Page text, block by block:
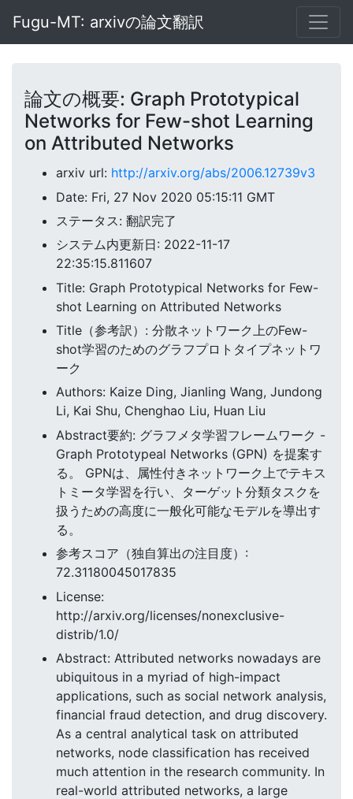
Fugu-MT: arxivの論文翻訳
論文の概要: Graph Prototypical
Networks for Few-shot Learning
on Attributed Networks
arxiv url: http://arxiv.org/abs/2006.12739v3
Date: Fri, 27 Nov 2020 05:15:11 GMT
ステータス: 翻訳完了
システム内更新日: 2022-11-17
22:35:15.811607
Title: Graph Prototypical Networks for Few-
shot Learning on Attributed Networks
Title（参考訳）: 分散ネットワーク上のFew-
shot学習のためのグラフプロトタイプネットワ
ーク
Authors: Kaize Ding, Jianling Wang, Jundong
Li, Kai Shu, Chenghao Liu, Huan Liu
Abstract要約: グラフメタ学習フレームワーク -
Graph Prototypeal Networks (GPN) を提案す
る。 GPNは、属性付きネットワーク上でテキス
トミータ学習を行い、ターゲット分類タスクを
扱うための高度に一般化可能なモデルを導出す
る。
参考スコア（独自算出の注目度）:
72.31180045017835
License:
http://arxiv.org/licenses/nonexclusive-
distrib/1.0/
Abstract: Attributed networks nowadays are
ubiquitous in a myriad of high-impact
applications, such as social network analysis,
financial fraud detection, and drug discovery.
As a central analytical task on attributed
networks, node classification has received
much attention in the research community. In
real-world attributed networks, a large